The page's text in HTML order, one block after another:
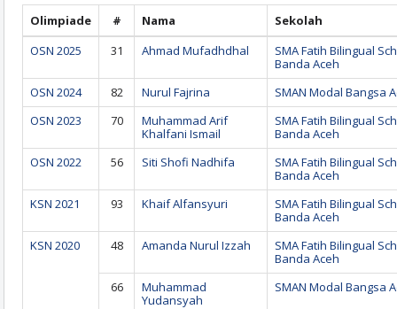
Olimpiade # Nama
Sekolah
OSN 2025
31 Ahmad Mufadhdhal
SMA Fatih Bilingual
Banda Aceh
OSN 2024
82 Nurul Fajrina
SMAN Modal Bangsa
OSN 2023
70
Muhammad Arif
Khalfani Ismail
SMA Fatih Bilingual
Banda Aceh
OSN 2022
56 Siti Shofi Nadhifa
SMA Fatih Bilingual
Banda Aceh
KSN 2021
93 Khaif Alfansyuri
SMA Fatih Bilingual
Banda Aceh
KSN 2020
48 Amanda Nurul Izzah
SMA Fatih Bilingual
Banda Aceh
66
Muhammad
Yudansyah
SMAN Modal Bangsa